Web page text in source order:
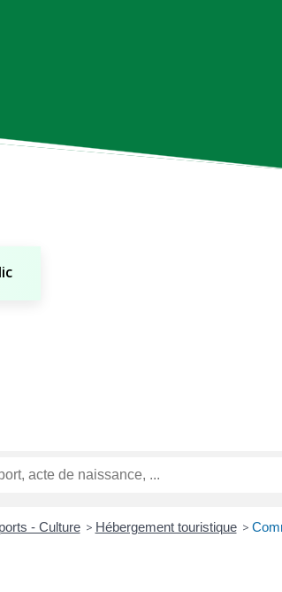
- Culture > Hébergement touristique >